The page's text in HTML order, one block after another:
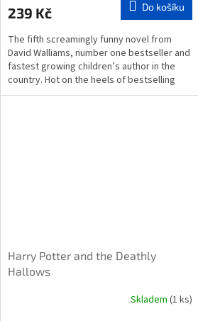
239 Kč Do košíku
The fifth screamingly funny novel from
David Walliams, number one bestseller and
fastest growing children’s author in the
country. Hot on the heels of bestselling
Gangsta...
Harry Potter and the Deathly
Hallows
Skladem (1 ks)